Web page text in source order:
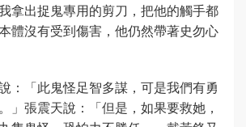
拿出捉鬼專用的剪刀，把他的觸手都
體沒有受到傷害，他仍然帶著史勿心
：「此鬼怪足智多謀，可是我們有勇
」張震天說：「但是，如果要救她，